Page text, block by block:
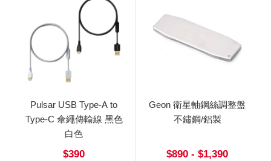
Pulsar USB Type-A to
Type-C 傘繩傳輸線 黑色
白色
$390
Geon 衛星軸鋼絲調整盤
不鏽鋼/鋁製
$890 - $1,390